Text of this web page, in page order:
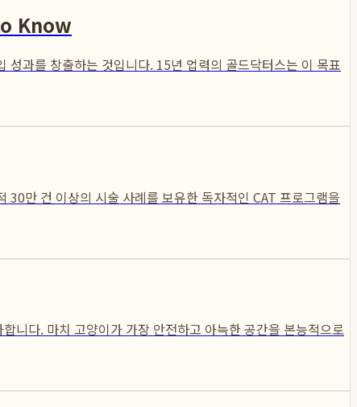
Know
과를 창출하는 것입니다. 15년 업력의 골드닥터스는 이 목표
만 건 이상의 시술 사례를 보유한 독자적인 CAT 프로그램을
니다. 마치 고양이가 가장 안전하고 아늑한 공간을 본능적으로